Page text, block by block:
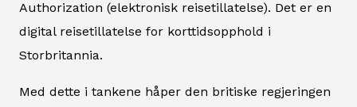
Authorization (elektronisk reisetillatelse). Det er en
digital reisetillatelse for korttidsopphold i
Storbritannia.
Med dette i tankene håper den britiske regjeringen